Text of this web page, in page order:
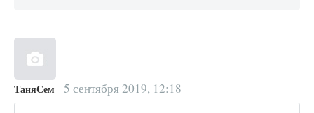
ТаняСем 5 сентября 2019, 12:18